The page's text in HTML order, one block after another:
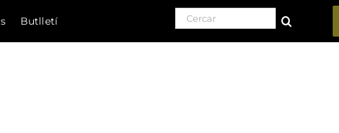
Butlletí Search for: